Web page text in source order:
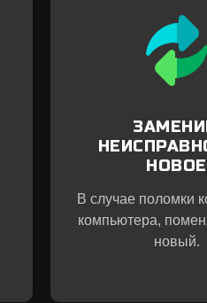
НОВОЕ
В случае поломки
компьютера,
новый.